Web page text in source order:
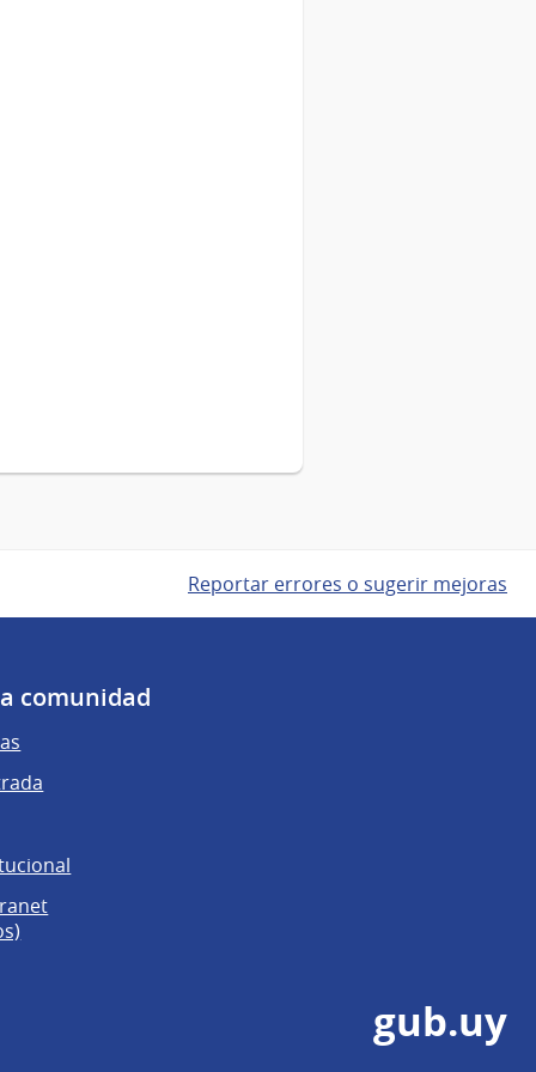
Reportar errores o sugerir mejoras
comunidad
gub.uy